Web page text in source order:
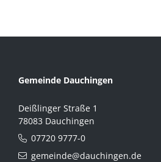
Gemeinde Dauchingen
Deißlinger Straße 1
78083 Dauchingen
07720 9777-0
gemeinde@dauchingen.de